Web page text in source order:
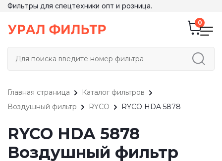
Фильтры для спецтехники опт и розница.
Главная страница
Каталог фильтров
Воздушный фильтр
RYCO RYCO HDA 5878
RYCO HDA 5878
Воздушный фильтр